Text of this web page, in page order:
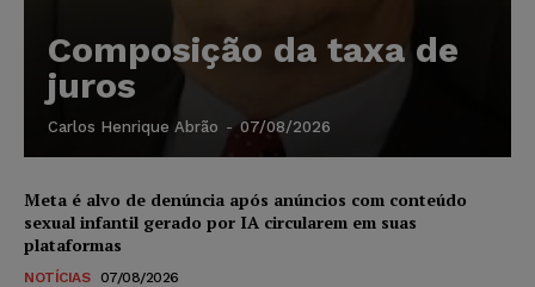
Composição da taxa de
juros
Carlos Henrique Abrão - 07/08/2026
Meta é alvo de denúncia após anúncios com conteúdo
sexual infantil gerado por IA circularem em suas
plataformas
NOTÍCIAS 07/08/2026